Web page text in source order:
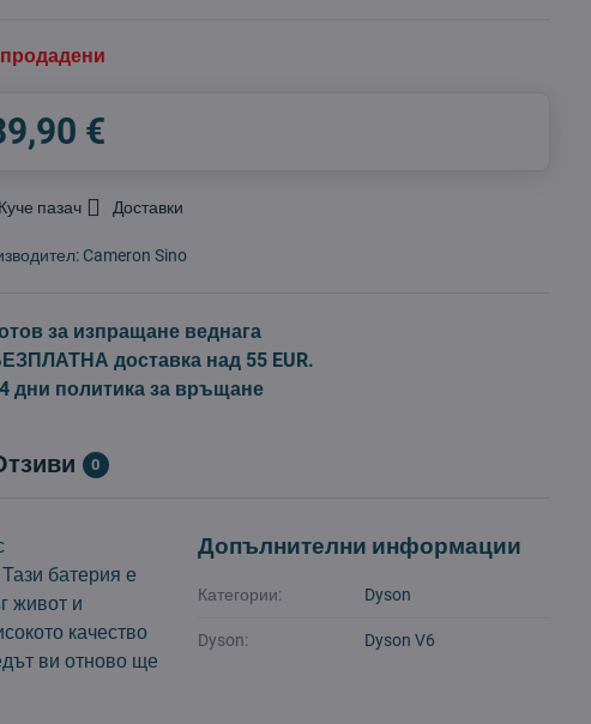
€
Куче пазач Доставки
Cameron Sino
за изпращане веднага
доставка над 55 EUR.
дни политика за връщане
0
батерия е
живот и
качество
ви отново ще
Допълнителни информации
Категории: Dyson
Dyson: Dyson V6